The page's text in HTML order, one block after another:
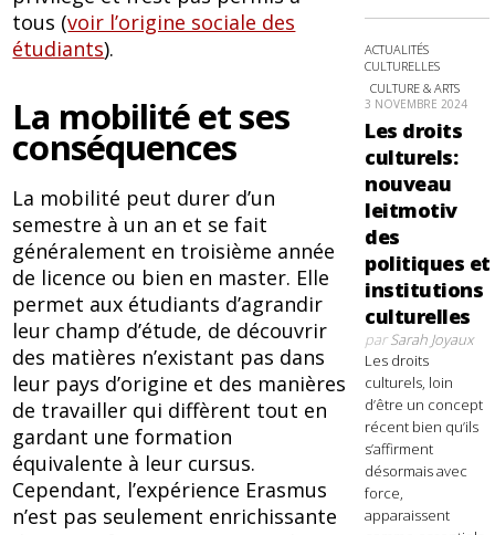
tous (voir l’origine sociale des
étudiants).
La mobilité et ses
conséquences
La mobilité peut durer d’un
semestre à un an et se fait
généralement en troisième année
de licence ou bien en master. Elle
permet aux étudiants d’agrandir
leur champ d’étude, de découvrir
des matières n’existant pas dans
leur pays d’origine et des manières
de travailler qui diffèrent tout en
gardant une formation
équivalente à leur cursus.
Cependant, l’expérience Erasmus
n’est pas seulement enrichissante
ACTUALITÉS
CULTURELLES
CULTURE & ARTS
3 NOVEMBRE 2024
Les droits
culturels:
nouveau
leitmotiv
des
politiques et
institutions
culturelles
parSarah Joyaux
Les droits
culturels, loin
d’être un concept
récent bien qu’ils
s’affirment
désormais avec
force,
apparaissent